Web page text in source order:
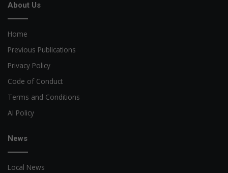
About Us
Home
Previous Publications
Privacy Policy
Code of Conduct
Terms and Conditions
AI Policy
News
Local News